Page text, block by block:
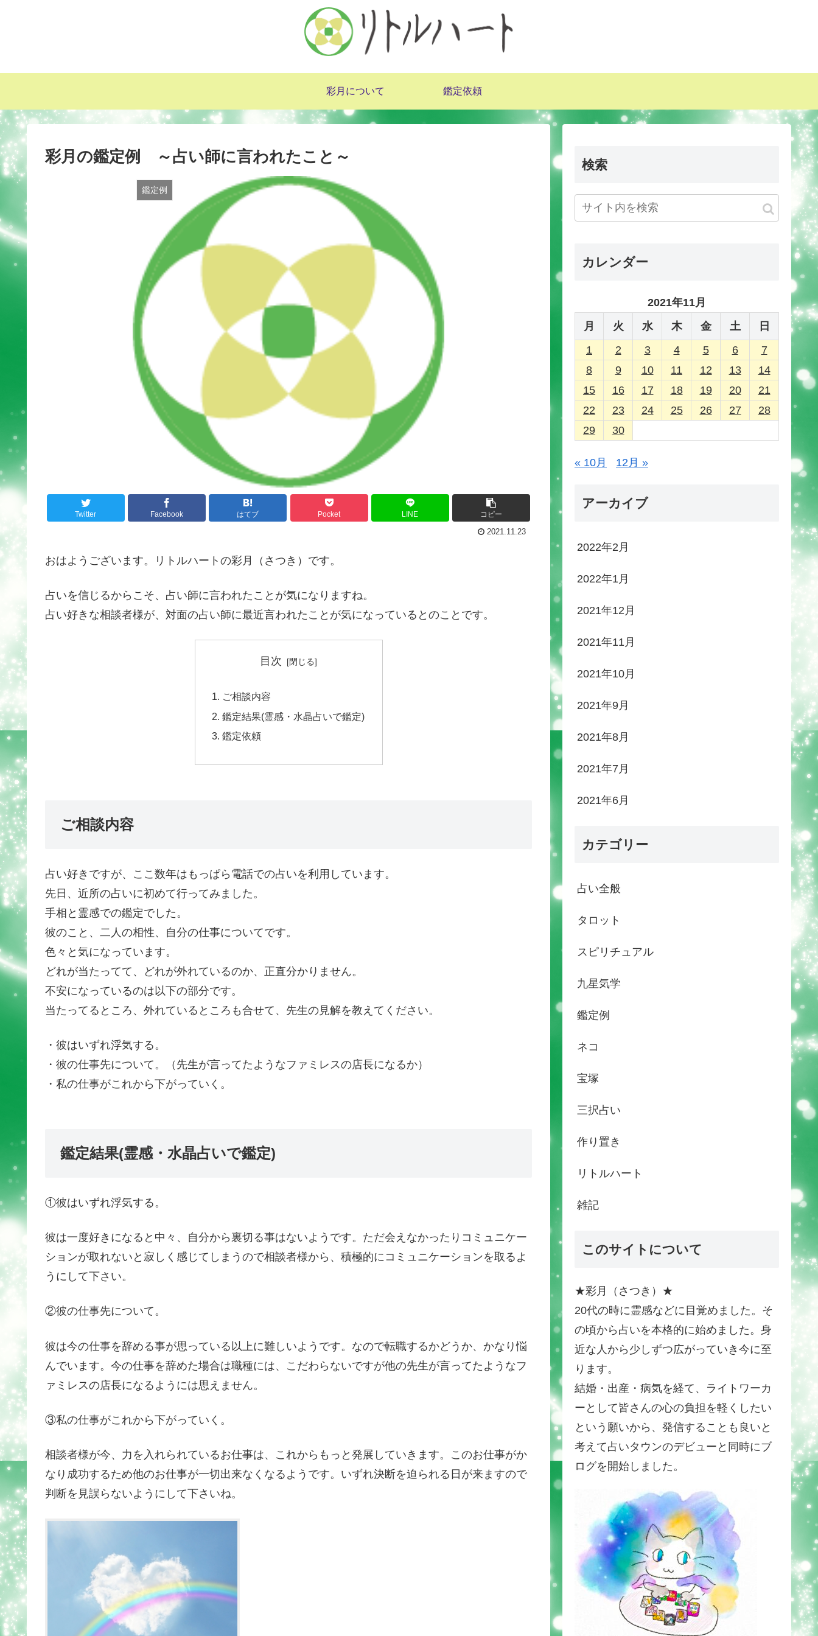
彩月について 鑑定依頼
彩月の鑑定例 ～占い師に言われたこと～
鑑定例
Twitter Facebook はてブ Pocket LINE コピー
2021.11.23
おはようございます。リトルハートの彩月（さつき）です。
占いを信じるからこそ、占い師に言われたことが気になりますね。
占い好きな相談者様が、対面の占い師に最近言われたことが気になっているとのことです。
目次
ご相談内容
鑑定結果(霊感・水晶占いで鑑定)
鑑定依頼
ご相談内容
占い好きですが、ここ数年はもっぱら電話での占いを利用しています。
先日、近所の占いに初めて行ってみました。
手相と霊感での鑑定でした。
彼のこと、二人の相性、自分の仕事についてです。
色々と気になっています。
どれが当たってて、どれが外れているのか、正直分かりません。
不安になっているのは以下の部分です。
当たってるところ、外れているところも合せて、先生の見解を教えてください。
・彼はいずれ浮気する。
・彼の仕事先について。（先生が言ってたようなファミレスの店長になるか）
・私の仕事がこれから下がっていく。
鑑定結果(霊感・水晶占いで鑑定)
①彼はいずれ浮気する。
彼は一度好きになると中々、自分から裏切る事はないようです。ただ会えなかったりコミュニケー
ションが取れないと寂しく感じてしまうので相談者様から、積極的にコミュニケーションを取るよ
うにして下さい。
②彼の仕事先について。
彼は今の仕事を辞める事が思っている以上に難しいようです。なので転職するかどうか、かなり悩
んでいます。今の仕事を辞めた場合は職種には、こだわらないですが他の先生が言ってたようなフ
ァミレスの店長になるようには思えません。
③私の仕事がこれから下がっていく。
相談者様が今、力を入れられているお仕事は、これからもっと発展していきます。このお仕事がか
なり成功するため他のお仕事が一切出来なくなるようです。いずれ決断を迫られる日が来ますので
判断を見誤らないようにして下さいね。
検索
カレンダー
2021年11月
月
火 水 木 金 土
日
1
2 3 4 5 6
7
8
9 10 11 12 13
14
15
16 17 18 19 20
21
22
23 24 25 26 27
28
29
30
« 10月 12月 »
アーカイブ
2022年2月
2022年1月
2021年12月
2021年11月
2021年10月
2021年9月
2021年8月
2021年7月
2021年6月
カテゴリー
占い全般
タロット
スピリチュアル
九星気学
鑑定例
ネコ
宝塚
三択占い
作り置き
リトルハート
雑記
このサイトについて
★彩月（さつき）★
20代の時に霊感などに目覚めました。そ
の頃から占いを本格的に始めました。身
近な人から少しずつ広がっていき今に至
ります。
結婚・出産・病気を経て、ライトワーカ
ーとして皆さんの心の負担を軽くしたい
という願いから、発信することも良いと
考えて占いタウンのデビューと同時にブ
ログを開始しました。